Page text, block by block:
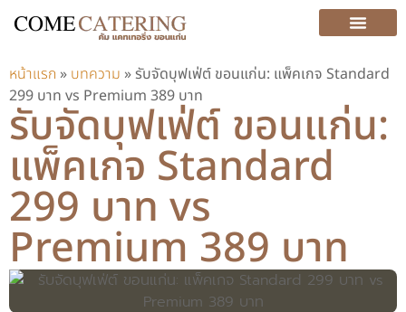
หน้าแรก » บทความ »รับจัดบุฟเฟ่ต์ ขอนแก่น: แพ็คเกจ Standard
299 บาท vs Premium 389 บาท
รับจัดบุฟเฟ่ต์ ขอนแก่น:
แพ็คเกจ Standard
299 บาท vs
Premium 389 บาท